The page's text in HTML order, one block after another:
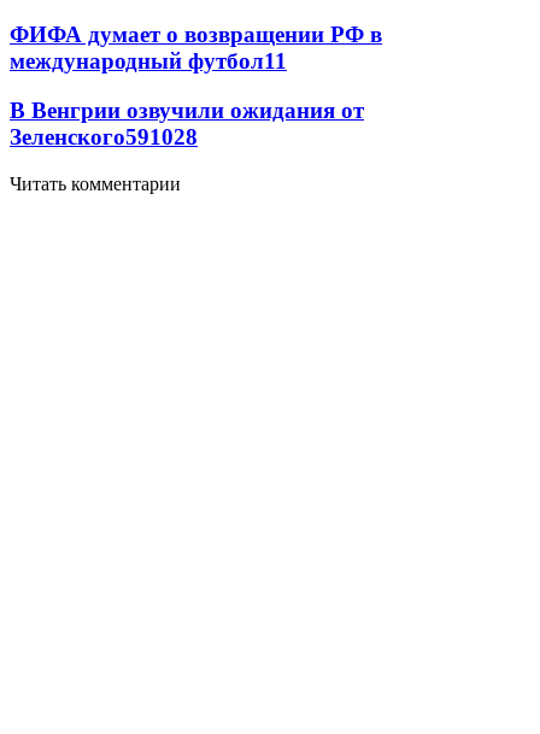
ФИФА думает о возвращении РФ в
международный футбол11
В Венгрии озвучили ожидания от
Зеленского591028
Читать комментарии